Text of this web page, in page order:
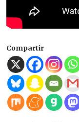
Compartir